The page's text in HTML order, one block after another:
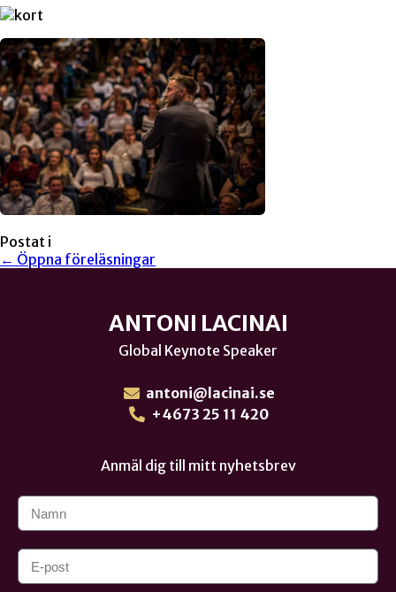
Postat i
← Öppna föreläsningar
ANTONI LACINAI
Global Keynote Speaker
antoni@lacinai.se
+4673 25 11 420
Anmäl dig till mitt nyhetsbrev